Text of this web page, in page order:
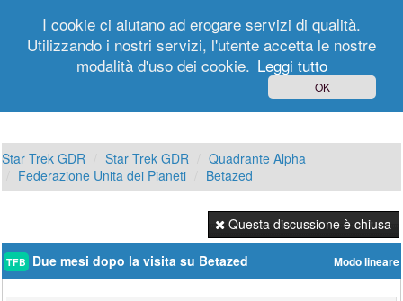
Registrati
Star Trek GDR Star Trek GDR
Quadrante Alpha
Federazione Unita dei Pianeti
Betazed
Questa discussione è chiusa
Modo lineare
TFB Due mesi dopo la visita su Betazed
I cookie ci aiutano ad erogare servizi di qualità.
Utilizzando i nostri servizi, l'utente accetta le nostre
modalità d'uso dei cookie. Leggi tutto
OK